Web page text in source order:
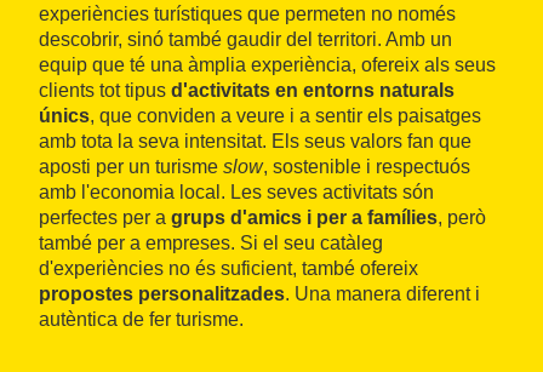
experiències turístiques que permeten no només
descobrir, sinó també gaudir del territori. Amb un
equip que té una àmplia experiència, ofereix als seus
clients tot tipus d'activitats en entorns naturals
únics, que conviden a veure i a sentir els paisatges
amb tota la seva intensitat. Els seus valors fan que
aposti per un turisme slow, sostenible i respectuós
amb l'economia local. Les seves activitats són
perfectes per a grups d'amics i per a famílies, però
també per a empreses. Si el seu catàleg
d'experiències no és suficient, també ofereix
propostes personalitzades. Una manera diferent i
autèntica de fer turisme.